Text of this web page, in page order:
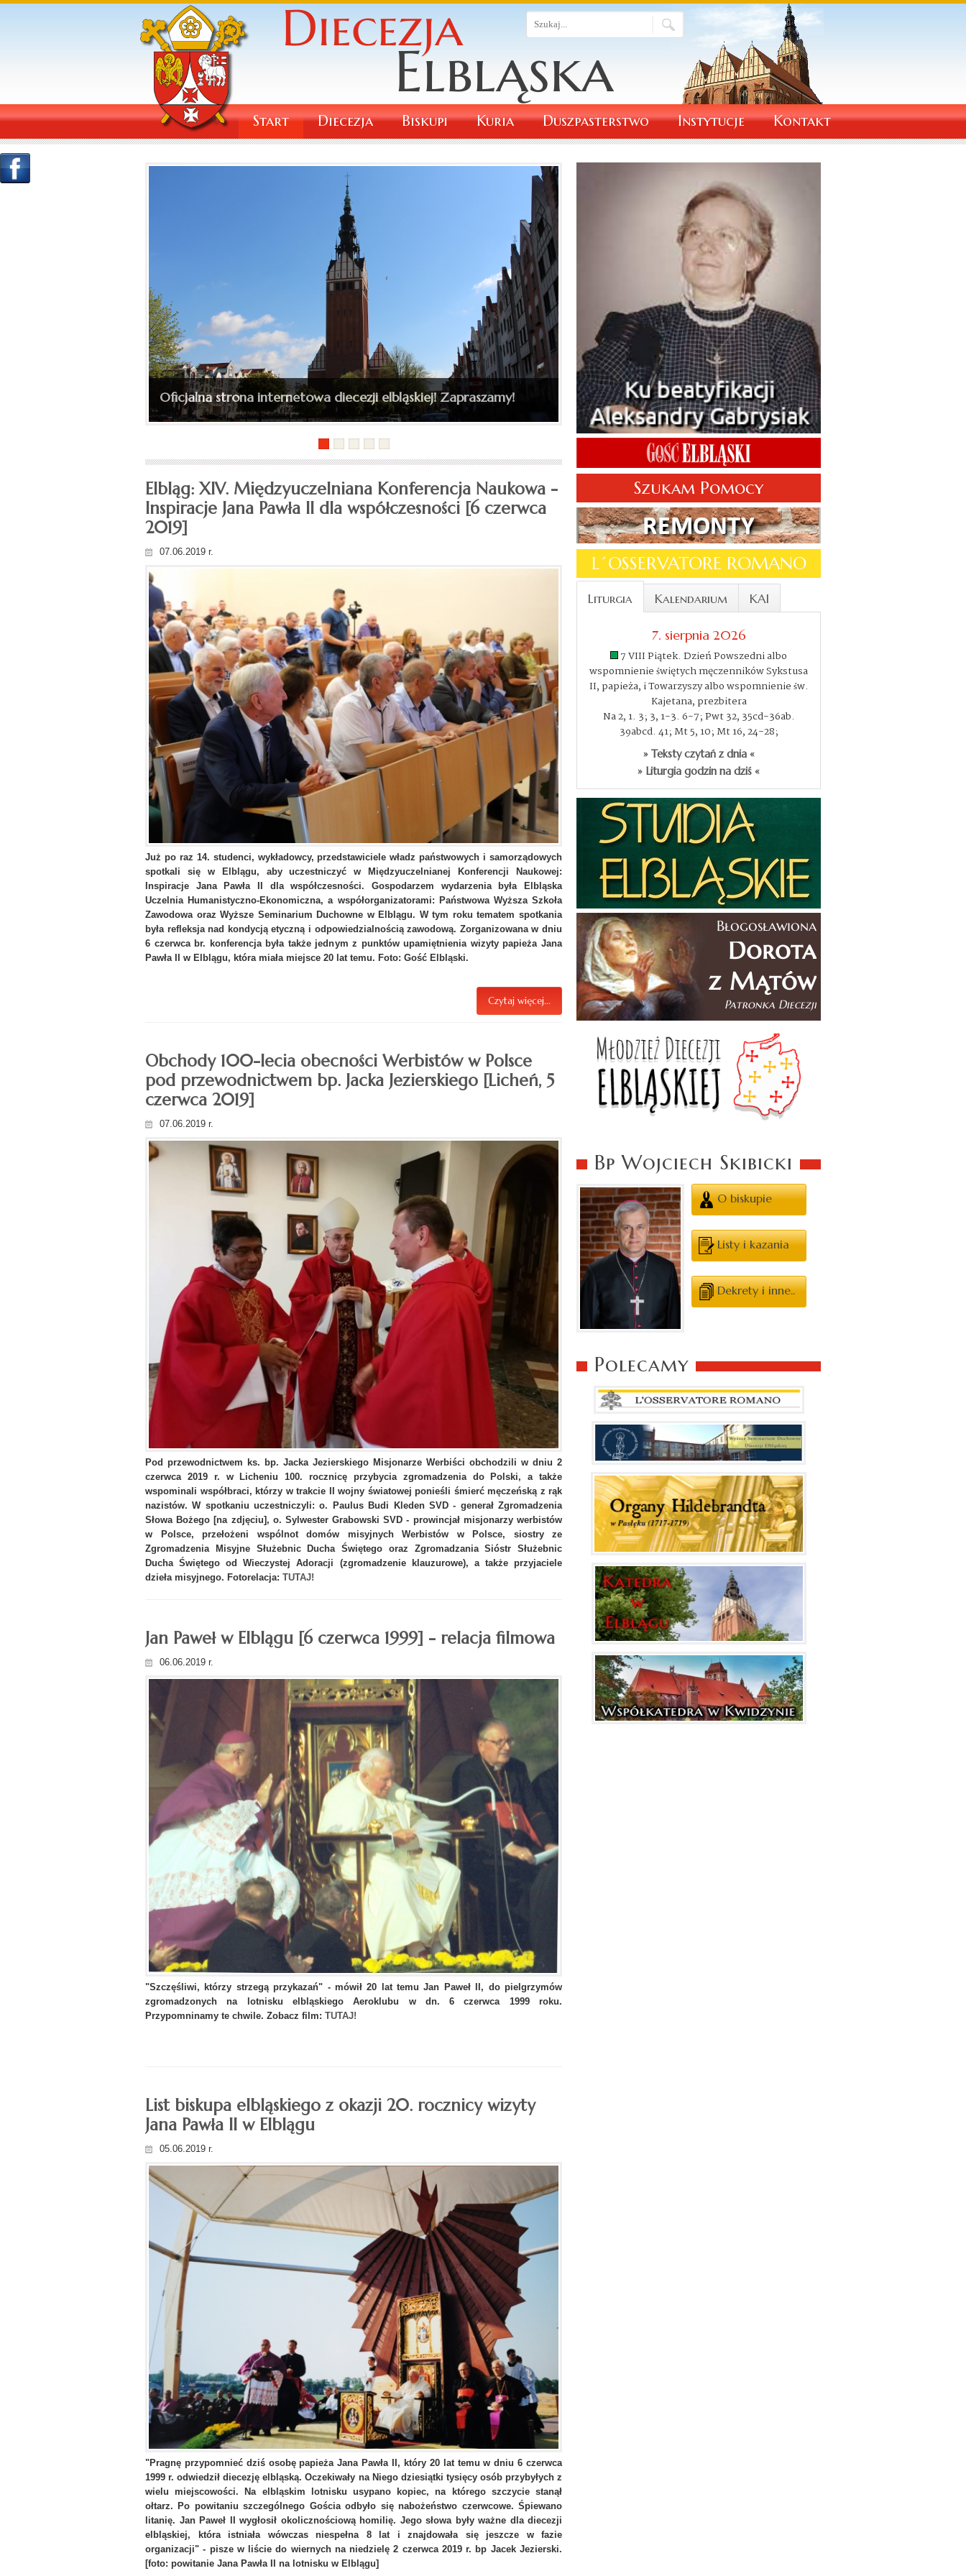
Start Diecezja Biskupi Kuria Duszpasterstwo Instytucje Kontakt
Oficjalna strona internetowa diecezji elbląskiej! Zapraszamy!
Ingres bp. Wojciecha Skibickiego do katedry św. Mikołaja
(depesza, fotorelacja)...
Elbląg: XIV. Międzyuczelniana Konferencja Naukowa -
Inspiracje Jana Pawła II dla współczesności [6 czerwca
2019]
07.06.2019 r.
Już po raz 14. studenci, wykładowcy, przedstawiciele władz państwowych i samorządowych
spotkali się w Elblągu, aby uczestniczyć w Międzyuczelnianej Konferencji Naukowej:
Inspiracje Jana Pawła II dla współczesności. Gospodarzem wydarzenia była Elbląska
Uczelnia Humanistyczno-Ekonomiczna, a współorganizatorami: Państwowa Wyższa Szkoła
Zawodowa oraz Wyższe Seminarium Duchowne w Elblągu. W tym roku tematem spotkania
była refleksja nad kondycją etyczną i odpowiedzialnością zawodową. Zorganizowana w dniu
6 czerwca br. konferencja była także jednym z punktów upamiętnienia wizyty papieża Jana
Pawła II w Elblągu, która miała miejsce 20 lat temu. Foto: Gość Elbląski.
Czytaj więcej...
Obchody 100-lecia obecności Werbistów w Polsce
pod przewodnictwem bp. Jacka Jezierskiego [Licheń, 5
czerwca 2019]
07.06.2019 r.
Pod przewodnictwem ks. bp. Jacka Jezierskiego Misjonarze Werbiści obchodzili w dniu 2
czerwca 2019 r. w Licheniu 100. rocznicę przybycia zgromadzenia do Polski, a także
wspominali współbraci, którzy w trakcie II wojny światowej ponieśli śmierć męczeńską z rąk
nazistów. W spotkaniu uczestniczyli: o. Paulus Budi Kleden SVD - generał Zgromadzenia
Słowa Bożego [na zdjęciu], o. Sylwester Grabowski SVD - prowincjał misjonarzy werbistów
w Polsce, przełożeni wspólnot domów misyjnych Werbistów w Polsce, siostry ze
Zgromadzenia Misyjne Służebnic Ducha Świętego oraz Zgromadzania Sióstr Służebnic
Ducha Świętego od Wieczystej Adoracji (zgromadzenie klauzurowe), a także przyjaciele
dzieła misyjnego. Fotorelacja: TUTAJ!
Jan Paweł w Elblągu [6 czerwca 1999] - relacja filmowa
06.06.2019 r.
"Szczęśliwi, którzy strzegą przykazań" - mówił 20 lat temu Jan Paweł II, do pielgrzymów
zgromadzonych na lotnisku elbląskiego Aeroklubu w dn. 6 czerwca 1999 roku.
Przypomninamy te chwile. Zobacz film: TUTAJ!
List biskupa elbląskiego z okazji 20. rocznicy wizyty
Jana Pawła II w Elblągu
05.06.2019 r.
"Pragnę przypomnieć dziś osobę papieża Jana Pawła II, który 20 lat temu w dniu 6 czerwca
1999 r. odwiedził diecezję elbląską. Oczekiwały na Niego dziesiątki tysięcy osób przybyłych z
wielu miejscowości. Na elbląskim lotnisku usypano kopiec, na którego szczycie stanął
ołtarz. Po powitaniu szczególnego Gościa odbyło się nabożeństwo czerwcowe. Śpiewano
litanię. Jan Paweł II wygłosił okolicznościową homilię. Jego słowa były ważne dla diecezji
elbląskiej, która istniała wówczas niespełna 8 lat i znajdowała się jeszcze w fazie
organizacji" - pisze w liście do wiernych na niedzielę 2 czerwca 2019 r. bp Jacek Jezierski.
[foto: powitanie Jana Pawła II na lotnisku w Elblągu]
Szukam Pomocy
L´OSSERVATORE ROMANO
Liturgia Kalendarium KAI
7. sierpnia 2026
7 VIII Piątek. Dzień Powszedni albo
wspomnienie świętych męczenników Sykstusa
II, papieża, i Towarzyszy albo wspomnienie św.
Kajetana, prezbitera
Na 2, 1. 3; 3, 1-3. 6-7; Pwt 32, 35cd-36ab.
39abcd. 41; Mt 5, 10; Mt 16, 24-28;
» Teksty czytań z dnia «
» Liturgia godzin na dziś «
Bp Wojciech Skibicki
O biskupie
Listy i kazania
Dekrety i inne..
Polecamy